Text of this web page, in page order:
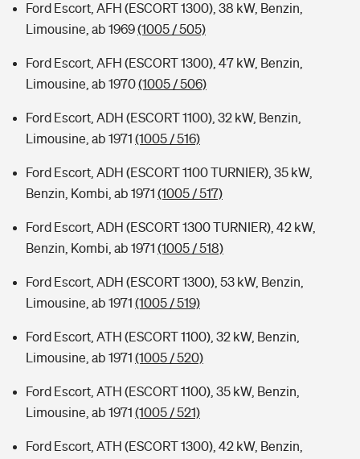
Ford Escort, AFH (ESCORT 1300), 38 kW, Benzin,
Limousine, ab 1969(1005 / 505)
Ford Escort, AFH (ESCORT 1300), 47 kW, Benzin,
Limousine, ab 1970(1005 / 506)
Ford Escort, ADH (ESCORT 1100), 32 kW, Benzin,
Limousine, ab 1971 (1005 / 516)
Ford Escort, ADH (ESCORT 1100 TURNIER), 35 kW,
Benzin, Kombi, ab 1971 (1005 / 517)
Ford Escort, ADH (ESCORT 1300 TURNIER), 42 kW,
Benzin, Kombi, ab 1971 (1005 / 518)
Ford Escort, ADH (ESCORT 1300), 53 kW, Benzin,
Limousine, ab 1971 (1005 / 519)
Ford Escort, ATH (ESCORT 1100), 32 kW, Benzin,
Limousine, ab 1971 (1005 / 520)
Ford Escort, ATH (ESCORT 1100), 35 kW, Benzin,
Limousine, ab 1971 (1005 / 521)
Ford Escort, ATH (ESCORT 1300), 42 kW, Benzin,